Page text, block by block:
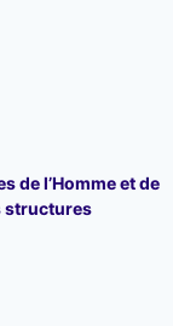
de l’Homme et de
structures